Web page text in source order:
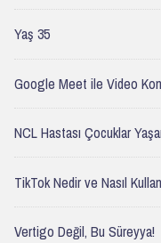
Yaş 35
Google Meet ile Video
NCL Hastası Çocuklar
TikTok Nedir ve Nasıl
Vertigo Değil, Bu Süreyya!